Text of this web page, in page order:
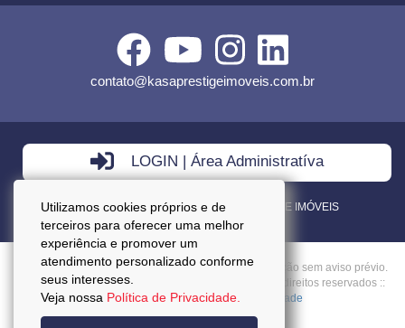
Utilizamos cookies próprios e de
terceiros para oferecer uma melhor
experiência e promover um
atendimento personalizado conforme
seus interesses.
Veja nossa Política de Privacidade.
contato@kasaprestigeimoveis.com.br
LOGIN | Área Administratíva
VENDA - LOCAÇÃO - ADMINISTRAÇÃO DE IMÓVEIS
Preços mencionados neste site estão sujeitos a alteração sem aviso prévio.
Copyright © 2026 - Kasa Prestige Imoveis :: Todos os direitos reservados ::
CRECI: J27037 ::Política da Privacidade